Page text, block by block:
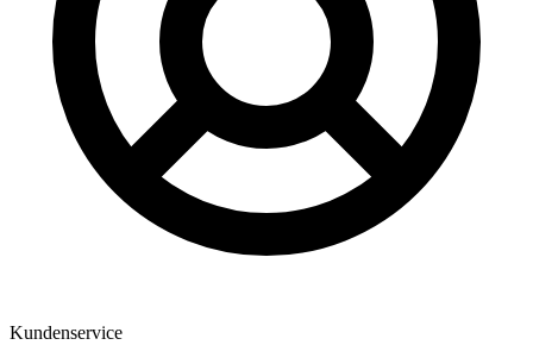
Kundenservice